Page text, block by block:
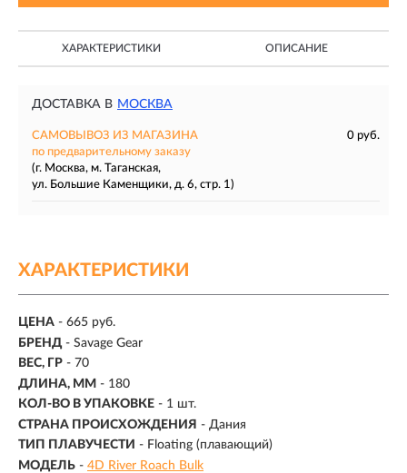
ХАРАКТЕРИСТИКИ ОПИСАНИЕ
ДОСТАВКА В МОСКВА
САМОВЫВОЗ ИЗ МАГАЗИНА
0 руб.
по предварительному заказу
(г. Москва, м. Таганская,
ул. Большие Каменщики, д. 6, стр. 1)
ХАРАКТЕРИСТИКИ
ЦЕНА - 665 руб.
БРЕНД - Savage Gear
ВЕС, ГР - 70
ДЛИНА, ММ - 180
КОЛ-ВО В УПАКОВКЕ - 1 шт.
СТРАНА ПРОИСХОЖДЕНИЯ - Дания
ТИП ПЛАВУЧЕСТИ - Floating (плавающий)
МОДЕЛЬ - 4D River Roach Bulk